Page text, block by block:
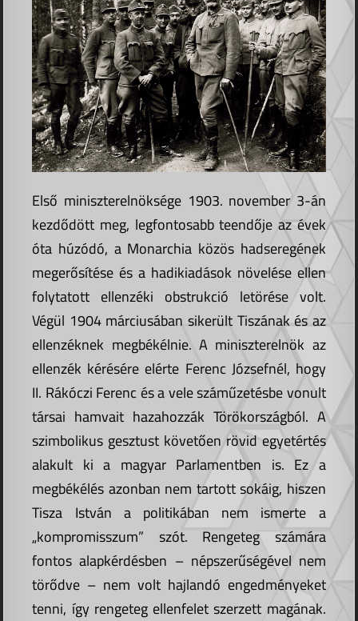
Első miniszterelnöksége 1903. november 3-án
kezdődött meg, legfontosabb teendője az évek
óta húzódó, a Monarchia közös hadseregének
megerősítése és a hadikiadások növelése ellen
folytatott ellenzéki obstrukció letörése volt.
Végül 1904 márciusában sikerült Tiszának és az
ellenzéknek megbékélnie. A miniszterelnök az
ellenzék kérésére elérte Ferenc Józsefnél, hogy
II. Rákóczi Ferenc és a vele száműzetésbe vonult
társai hamvait hazahozzák Törökországból. A
szimbolikus gesztust követően rövid egyetértés
alakult ki a magyar Parlamentben is. Ez a
megbékélés azonban nem tartott sokáig, hiszen
Tisza István a politikában nem ismerte a
„kompromisszum” szót. Rengeteg számára
fontos alapkérdésben – népszerűségével nem
törődve – nem volt hajlandó engedményeket
tenni, így rengeteg ellenfelet szerzett magának.